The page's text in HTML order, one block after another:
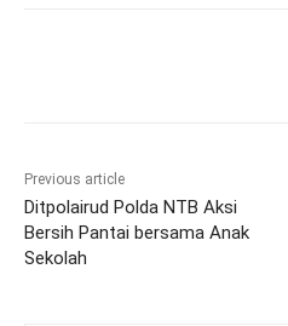
Previous article
Ditpolairud Polda NTB Aksi
Bersih Pantai bersama Anak
Sekolah